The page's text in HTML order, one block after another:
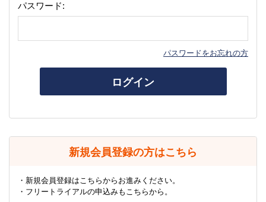
パスワード:
パスワードをお忘れの方
ログイン
新規会員登録の方はこちら
・新規会員登録はこちらからお進みください。
・フリートライアルの申込みもこちらから。